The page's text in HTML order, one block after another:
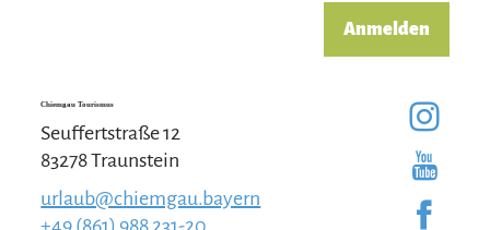
Anmelden
Chiemgau Tourismus
Seuffertstraße 12
83278 Traunstein
urlaub@chiemgau.bayern
+49 (861) 988 231-20